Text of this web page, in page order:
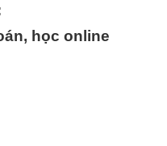
học online